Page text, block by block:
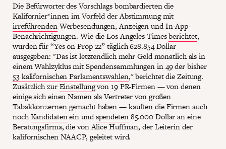
Die Befürworter des Vorschlags bombardierten die
Kalifornier*innen im Vorfeld der Abstimmung mit
irreführendenWerbesendungen, Anzeigen und In-App-
Benachrichtigungen. Wie die Los Angeles Timesberichtet,
wurden für “Yes on Prop 22” täglich 628.854 Dollar
ausgegeben: "Das ist letztendlich mehr Geld monatlich als in
einem Wahlzyklus mit Spendensammlungen in 49 der bisher
53 kalifornischen Parlamentswahlen," berichtet die Zeitung.
Zusätzlich zurEinstellungvon 19 PR-Firmen — von denen
einige sich einen Namen als Vertreter von großen
Tabakkonzernen gemacht haben — kauften die Firmen auch
nochKandidatenein undspendeten85.000 Dollar an eine
Beratungsfirma, die von Alice Huffman, der Leiterin der
kalifornischen NAACP, geleitet wird.